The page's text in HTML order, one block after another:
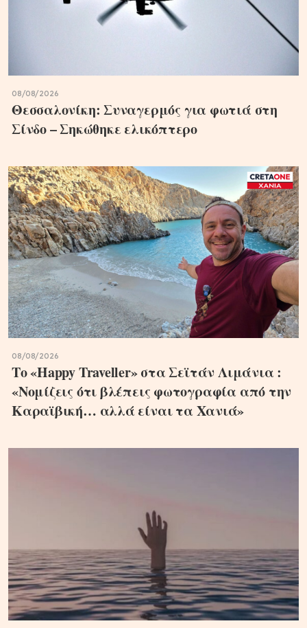
08/08/2026
Θεσσαλονίκη: Συναγερμός για φωτιά στη
Σίνδο – Σηκώθηκε ελικόπτερο
08/08/2026
Το «Happy Traveller» στα Σεϊτάν Λιμάνια :
«Νομίζεις ότι βλέπεις φωτογραφία από την
Καραϊβική… αλλά είναι τα Χανιά»